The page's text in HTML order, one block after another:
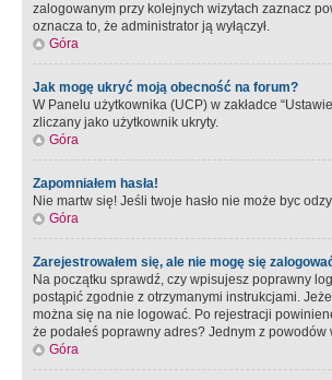
zalogowanym przy kolejnych wizytach zaznacz
oznacza to, że administrator ją wyłączył.
Góra
Jak mogę ukryć moją obecność na forum?
W Panelu użytkownika (UCP) w zakładce
zliczany jako użytkownik ukryty.
Góra
Zapomniałem hasła!
Nie martw się! Jeśli twoje hasło nie może byc
Góra
Zarejestrowałem się, ale nie mogę się
Na początku sprawdź, czy wpisujesz poprawny
postąpić zgodnie z otrzymanymi instrukcjami.
można się na nie logować. Po rejestracji
że podałeś poprawny adres? Jednym z
Góra